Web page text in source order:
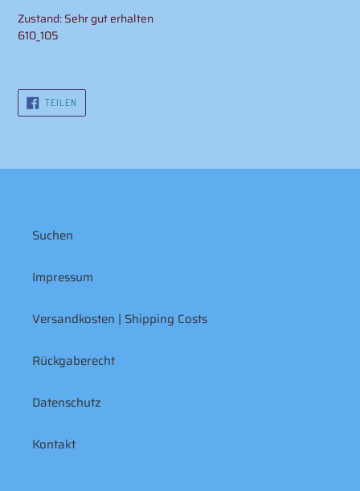
Zustand: Sehr gut erhalten
610_105
TEILEN
TEILEN
Suchen
Impressum
Versandkosten | Shipping Costs
Rückgaberecht
Datenschutz
Kontakt